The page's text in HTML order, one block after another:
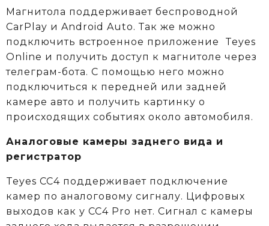
Магнитола поддерживает беспроводной
CarPlay и Android Auto. Так же можно
подключить встроенное приложение Teyes
Online и получить доступ к магнитоле через
телеграм-бота. С помощью него можно
подключиться к передней или задней
камере авто и получить картинку о
происходящих событиях около автомобиля.
Аналоговые камеры заднего вида и
регистратор
Teyes CC4 поддерживает подключение
камер по аналоговому сигналу. Цифровых
выходов как у CC4 Pro нет. Сигнал с камеры